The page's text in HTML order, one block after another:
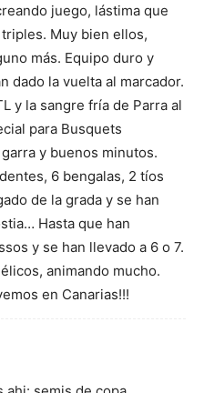
juego, lástima que
Muy bien ellos,
más. Equipo duro y
dado la vuelta al marcador.
y la sangre fría de Parra al
para Busquets
y buenos minutos.
6 bengalas, 2 tíos
de la grada y se han
Hasta que han
y se han llevado a 6 o 7.
animando mucho.
en Canarias!!!